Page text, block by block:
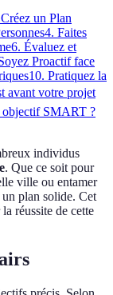
un Plan
4. Faites
6. Évaluez et
Proactif face
10. Pratiquez la
avant votre projet
objectif SMART ?
individus
. Que ce soit pour
ville ou entamer
plan solide. Cet
réussite de cette